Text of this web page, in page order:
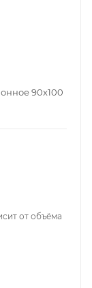
90x100
от объёма